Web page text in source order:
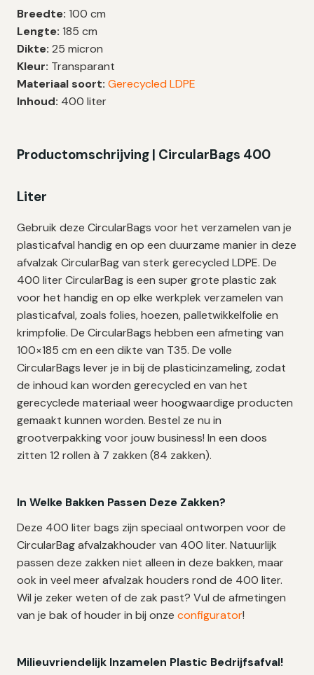
Geperforeerd
|
LDPE
|
T35
|
–
aantal
Breedte: 100 cm
Lengte: 185 cm
Dikte: 25 micron
Kleur: Transparant
Materiaal soort: Gerecycled LDPE
Inhoud: 400 liter
Productomschrijving | CircularBags 400
Liter
Gebruik deze CircularBags voor het verzamelen van je
plasticafval handig en op een duurzame manier in deze
afvalzak CircularBag van sterk gerecycled LDPE. De
400 liter CircularBag is een super grote plastic zak
voor het handig en op elke werkplek verzamelen van
plasticafval, zoals folies, hoezen, palletwikkelfolie en
krimpfolie. De CircularBags hebben een afmeting van
100×185 cm en een dikte van T35. De volle
CircularBags lever je in bij de plasticinzameling, zodat
de inhoud kan worden gerecycled en van het
gerecyclede materiaal weer hoogwaardige producten
gemaakt kunnen worden. Bestel ze nu in
grootverpakking voor jouw business! In een doos
zitten 12 rollen à 7 zakken (84 zakken).
In Welke Bakken Passen Deze Zakken?
Deze 400 liter bags zijn speciaal ontworpen voor de
CircularBag afvalzakhouder van 400 liter. Natuurlijk
passen deze zakken niet alleen in deze bakken, maar
ook in veel meer afvalzak houders rond de 400 liter.
Wil je zeker weten of de zak past? Vul de afmetingen
van je bak of houder in bij onze configurator!
Milieuvriendelijk Inzamelen Plastic Bedrijfsafval!